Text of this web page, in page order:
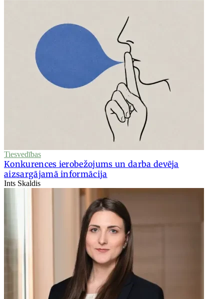
Tiesvedības
Konkurences ierobežojums un darba devēja
aizsargājamā informācija
Ints Skaldis